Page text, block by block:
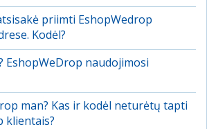
priimti EshopWedrop
Kodėl?
EshopWeDrop naudojimosi
man? Kas ir kodėl neturėtų tapti
klientais?